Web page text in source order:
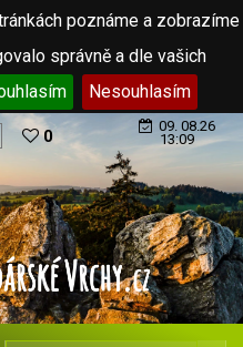
poznáme a zobrazíme
správně a dle vašich
Nesouhlasím
0
09. 08.26
13:09